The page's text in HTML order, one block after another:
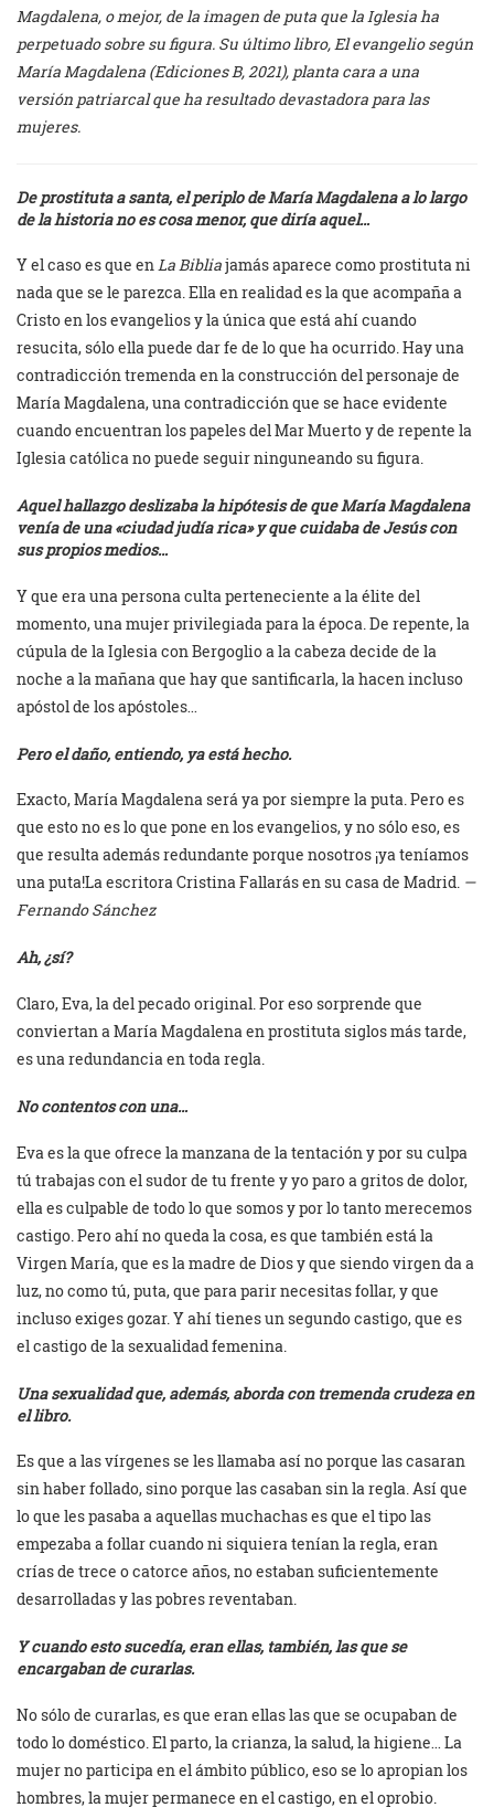
Magdalena, o mejor, de la imagen de puta que la Iglesia ha
perpetuado sobre su figura. Su último libro, El evangelio según
María Magdalena (Ediciones B, 2021), planta cara a una
versión patriarcal que ha resultado devastadora para las
mujeres.
De prostituta a santa, el periplo de María Magdalena a lo largo
de la historia no es cosa menor, que diría aquel…
Y el caso es que enLa Bibliajamás aparece como prostituta ni
nada que se le parezca. Ella en realidad es la que acompaña a
Cristo en los evangelios y la única que está ahí cuando
resucita, sólo ella puede dar fe de lo que ha ocurrido. Hay una
contradicción tremenda en la construcción del personaje de
María Magdalena, una contradicción que se hace evidente
cuando encuentran los papeles del Mar Muerto y de repente la
Iglesia católica no puede seguir ninguneando su figura.
Aquel hallazgo deslizaba la hipótesis de que María Magdalena
venía de una «ciudad judía rica» y que cuidaba de Jesús con
sus propios medios…
Y que era una persona culta perteneciente a la élite del
momento, una mujer privilegiada para la época. De repente, la
cúpula de la Iglesia con Bergoglio a la cabeza decide de la
noche a la mañana que hay que santificarla, la hacen incluso
apóstol de los apóstoles…
Pero el daño, entiendo, ya está hecho.
Exacto, María Magdalena será ya por siempre la puta. Pero es
que esto no es lo que pone en los evangelios, y no sólo eso, es
que resulta además redundante porque nosotros ¡ya teníamos
una puta!La escritora Cristina Fallarás en su casa de Madrid. —
Fernando Sánchez
Ah, ¿sí?
Claro, Eva, la del pecado original. Por eso sorprende que
conviertan a María Magdalena en prostituta siglos más tarde,
es una redundancia en toda regla.
No contentos con una…
Eva es la que ofrece la manzana de la tentación y por su culpa
tú trabajas con el sudor de tu frente y yo paro a gritos de dolor,
ella es culpable de todo lo que somos y por lo tanto merecemos
castigo. Pero ahí no queda la cosa, es que también está la
Virgen María, que es la madre de Dios y que siendo virgen da a
luz, no como tú, puta, que para parir necesitas follar, y que
incluso exiges gozar. Y ahí tienes un segundo castigo, que es
el castigo de la sexualidad femenina.
Una sexualidad que, además, aborda con tremenda crudeza en
el libro.
Es que a las vírgenes se les llamaba así no porque las casaran
sin haber follado, sino porque las casaban sin la regla. Así que
lo que les pasaba a aquellas muchachas es que el tipo las
empezaba a follar cuando ni siquiera tenían la regla, eran
crías de trece o catorce años, no estaban suficientemente
desarrolladas y las pobres reventaban.
Y cuando esto sucedía, eran ellas, también, las que se
encargaban de curarlas.
No sólo de curarlas, es que eran ellas las que se ocupaban de
todo lo doméstico. El parto, la crianza, la salud, la higiene… La
mujer no participa en el ámbito público, eso se lo apropian los
hombres, la mujer permanece en el castigo, en el oprobio.